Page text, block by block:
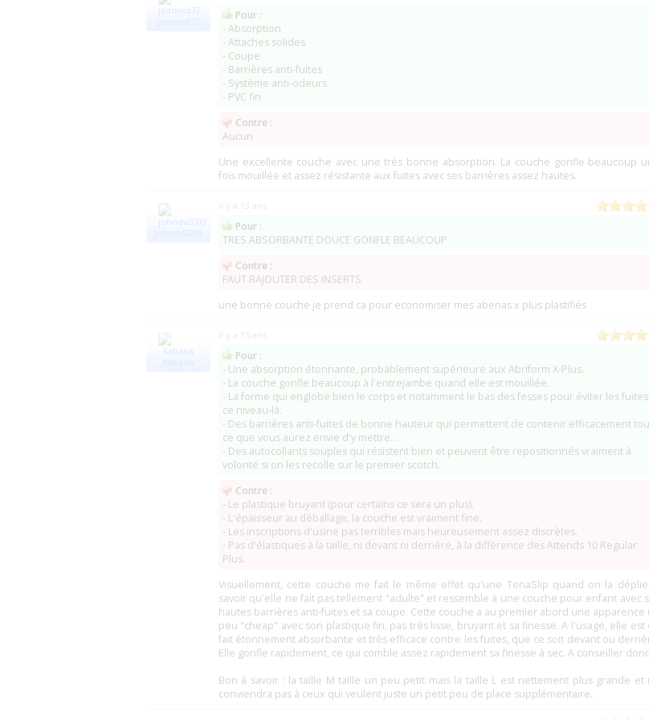
ParentGiving
Pa-Less Healthcare Products
jeannot37
Pour :
- Absorption
- Attaches solides
- Coupe
- Barrières anti-fuites
- Système anti-odeurs
- PVC fin
Contre :
Aucun
Une excellente couche avec une très bonne absorption. La couche gonfle beaucoup
fois mouillée et assez résistante aux fuites avec ses barrières assez hautes.
johndv2000
Pour :
TRES ABSORBANTE DOUCE GONFLE BEAUCOUP
Contre :
FAUT RAJOUTER DES INSERTS
une bonne couche je prend ca pour economiser mes abenas x plus plastifiés
Kabana
Pour :
- Une absorption étonnante, probablement supérieure aux Abriform X-Plus.
- La couche gonfle beaucoup à l'entrejambe quand elle est mouillée.
- La forme qui englobe bien le corps et notamment le bas des fesses pour éviter les fuites
ce niveau-là.
- Des barrières anti-fuites de bonne hauteur qui permettent de contenir efficacement
ce que vous aurez envie d'y mettre...
- Des autocollants souples qui résistent bien et peuvent être repositionnés vraiment à
volonté si on les recolle sur le premier scotch.
Contre :
- Le plastique bruyant (pour certains ce sera un plus).
- L'épaisseur au déballage, la couche est vraiment fine.
- Les inscriptions d'usine pas terribles mais heureusement assez discrètes.
- Pas d'élastiques à la taille, ni devant ni derrière, à la diffèrence des Attends 10 Regular
Plus.
Visuellement, cette couche me fait le même effet qu'une TenaSlip quand on la
savoir qu'elle ne fait pas tellement "adulte" et ressemble à une couche pour enfant avec
hautes barrières anti-fuites et sa coupe. Cette couche a au premier abord une apparence
peu "cheap" avec son plastique fin, pas très lisse, bruyant et sa finesse. A l'usage, elle est
fait étonnement absorbante et très efficace contre les fuites, que ce soit devant ou
Elle gonfle rapidement, ce qui comble assez rapidement sa finesse à sec. A conseiller
Bon à savoir : la taille M taille un peu petit mais la taille L est nettement plus grande et
conviendra pas à ceux qui veulent juste un petit peu de place supplémentaire.